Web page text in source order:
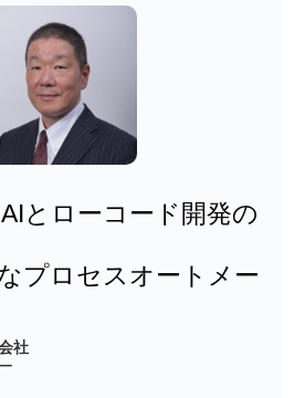
とローコード開発の
プロセスオートメー
社